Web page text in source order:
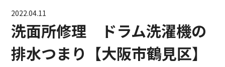
2022.04.11
洗面所修理 ドラム洗濯機の
排水つまり【大阪市鶴見区】